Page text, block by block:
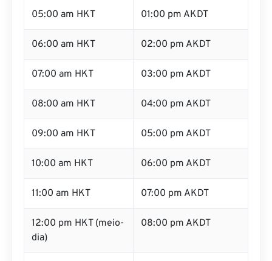
05:00 am HKT 01:00 pm AKDT
06:00 am HKT 02:00 pm AKDT
07:00 am HKT 03:00 pm AKDT
08:00 am HKT 04:00 pm AKDT
09:00 am HKT 05:00 pm AKDT
10:00 am HKT 06:00 pm AKDT
11:00 am HKT 07:00 pm AKDT
12:00 pm HKT (meio-
dia)
08:00 pm AKDT